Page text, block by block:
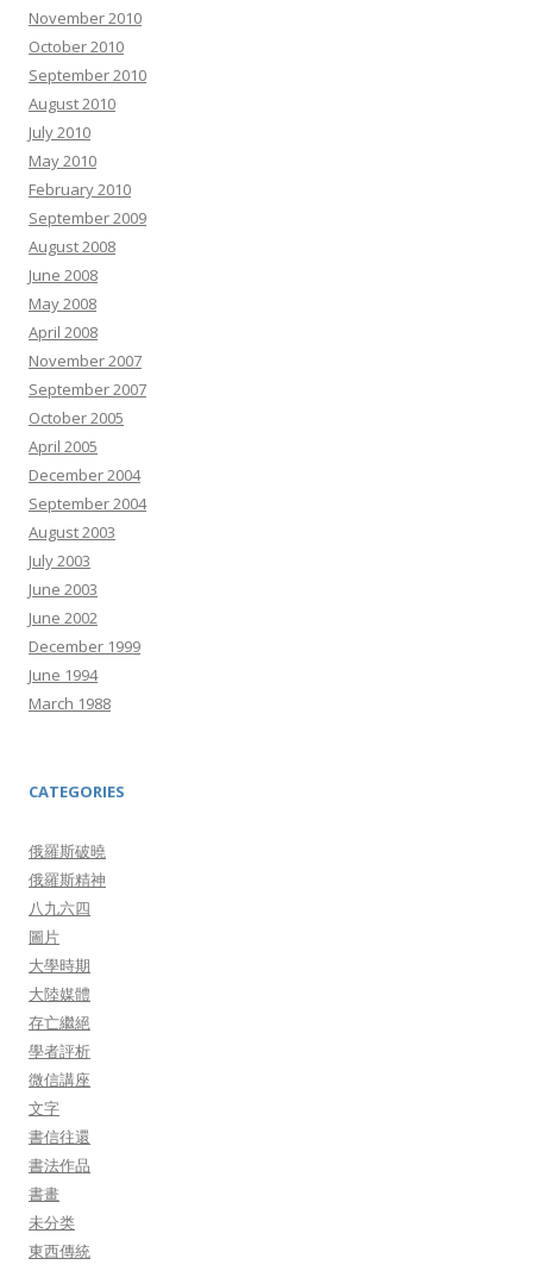
November 2010
October 2010
September 2010
August 2010
July 2010
May 2010
February 2010
September 2009
August 2008
June 2008
May 2008
April 2008
November 2007
September 2007
October 2005
April 2005
December 2004
September 2004
August 2003
July 2003
June 2003
June 2002
December 1999
June 1994
March 1988
CATEGORIES
俄羅斯破曉
俄羅斯精神
八九六四
圖片
大學時期
大陸媒體
存亡繼絕
學者評析
微信講座
文字
書信往還
書法作品
書畫
未分类
東西傳統